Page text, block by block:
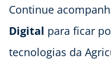
Continue
Digital para ficar
tecnologias da